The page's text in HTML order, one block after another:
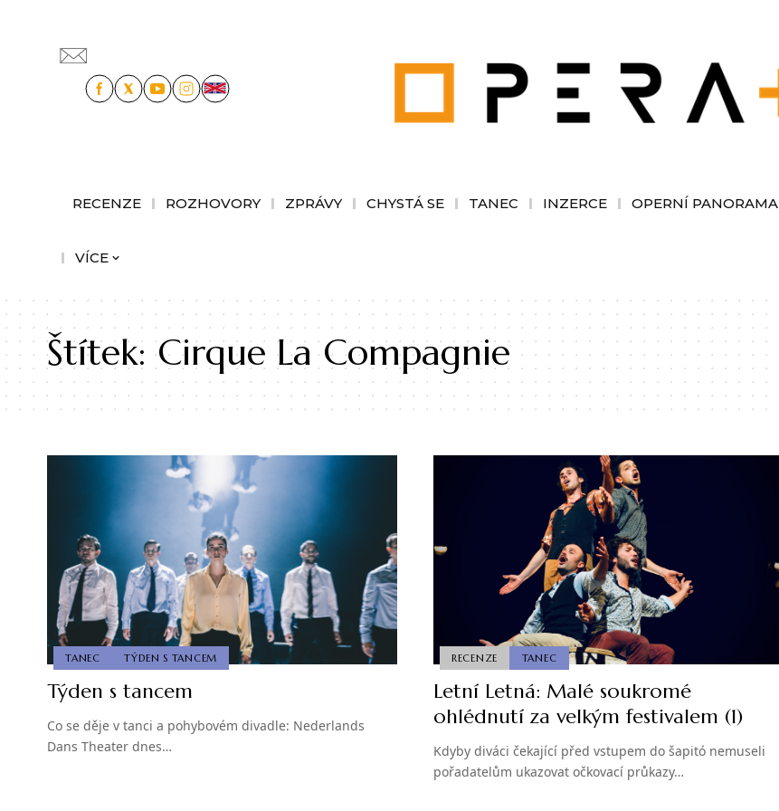
RECENZE ROZHOVORY ZPRÁVY CHYSTÁ SE TANEC INZERCE OPERNÍ PANORAMA
VÍCE
Štítek:Cirque La Compagnie
TANEC TÝDEN S TANCEM
Týden s tancem
Co se děje v tanci a pohybovém divadle: Nederlands
Dans Theater dnes…
RECENZE TANEC
Letní Letná: Malé soukromé
ohlédnutí za velkým festivalem (1)
Kdyby diváci čekající před vstupem do šapitó nemuseli
pořadatelům ukazovat očkovací průkazy…